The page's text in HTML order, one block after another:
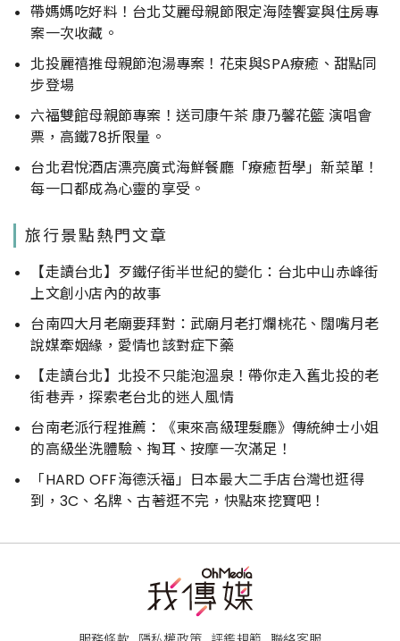
帶媽媽吃好料！台北艾麗母親節限定海陸饗宴與住房專
案一次收藏。
北投麗禧推母親節泡湯專案！花束與SPA療癒、甜點同
步登場
六福雙館母親節專案！送司康午茶 康乃馨花籃 演唱會
票，高鐵78折限量。
台北君悅酒店漂亮廣式海鮮餐廳「療癒哲學」新菜單！
每一口都成為心靈的享受。
旅行景點熱門文章
【走讀台北】歹鐵仔街半世紀的變化：台北中山赤峰街
上文創小店內的故事
台南四大月老廟要拜對：武廟月老打爛桃花、闊嘴月老
說媒牽姻緣，愛情也該對症下藥
【走讀台北】北投不只能泡溫泉！帶你走入舊北投的老
街巷弄，探索老台北的迷人風情
台南老派行程推薦：《東來高級理髮廳》傳統紳士小姐
的高級坐洗體驗、掏耳、按摩一次滿足！
「HARD OFF海德沃福」日本最大二手店台灣也逛得
到，3C、名牌、古著逛不完，快點來挖寶吧！